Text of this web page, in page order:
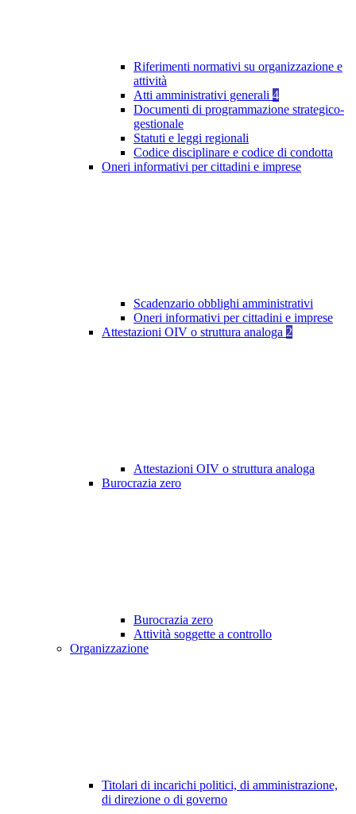
Riferimenti normativi su organizzazione e
attività
Atti amministrativi generali 4
Documenti di programmazione strategico-
gestionale
Statuti e leggi regionali
Codice disciplinare e codice di condotta
Oneri informativi per cittadini e imprese
Scadenzario obblighi amministrativi
Oneri informativi per cittadini e imprese
Attestazioni OIV o struttura analoga 2
Attestazioni OIV o struttura analoga
Burocrazia zero
Burocrazia zero
Attività soggette a controllo
Organizzazione
Titolari di incarichi politici, di amministrazione,
di direzione o di governo